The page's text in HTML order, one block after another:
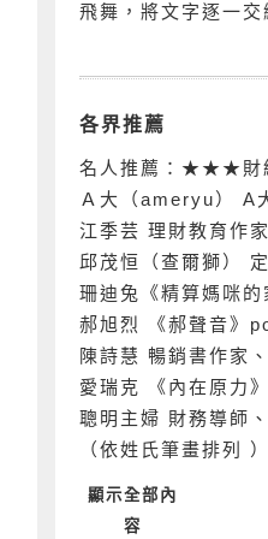
飛舞，將文字逐一交
各界推薦
名人推薦：★★★財
Ａ大（ameryu） A
江季芸 理財教育作家
邱茂恒（查爾獅）
珊迪兔《精算媽咪的
郝旭烈 《郝聲音》
陳詩慧 暢銷書作家
愛瑞克 《內在原力
聰明主婦 財務導師
（依姓氏筆畫排列 ）
顯示全部內
容